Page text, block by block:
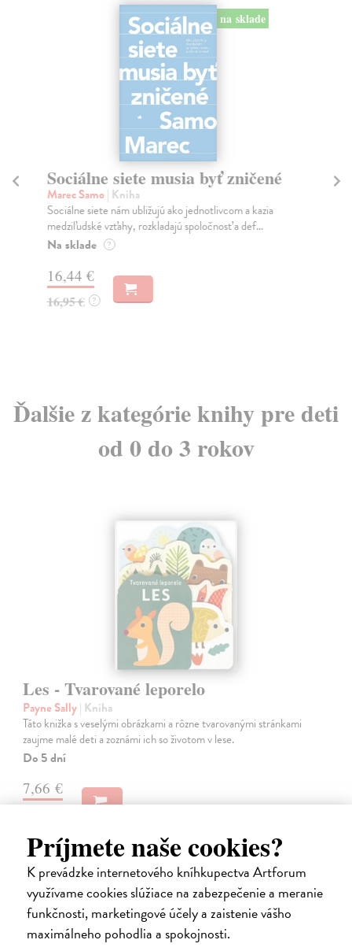
Príjmete naše cookies?
K prevádzke internetového kníhkupectva Artforum
využívame cookies slúžiace na zabezpečenie a meranie
funkčnosti, marketingové účely a zaistenie vášho
maximálneho pohodlia a spokojnosti.
na sklade
Sociálne siete musia byť zničené
Marec Samo| Kniha
Sociálne siete nám ubližujú ako jednotlivcom a kazia
medziľudské vzťahy, rozkladajú spoločnosť a def...
Na sklade ?
16,44 €
16,95 € ?
Ďalšie z kategórie knihy pre deti
od 0 do 3 rokov
Les - Tvarované leporelo
Payne Sally| Kniha
Táto knižka s veselými obrázkami a rôzne tvarovanými stránkami
zaujme malé deti a zoznámi ich so životom v lese.
Do 5 dní
7,66 €